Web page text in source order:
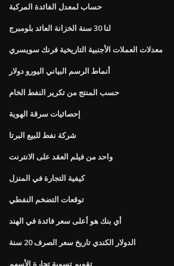
حساب لمعدل الفائدة المركبة
لنا 30 سنة الخزانة العائد بلومبرج
معدلات العملات الأجنبية التاريخية فرنك سويسري
أنماط الرسم البياني اليورو دولار
حسب المنتج من تكرير النفط الخام
إحصائيات سرقة الهوية
شركة نفط للبيع البرتا
واحد من فيلم العقد على الانترنت
كيفية التجارة في المنزل
توقعات التضخم النفطي
أي بنك هو أعلى سعر فائدة في الهند
الدولار الكندي تاريخ سعر الصرف 20 سنة
تقويم تسوية تجارة الأسهم